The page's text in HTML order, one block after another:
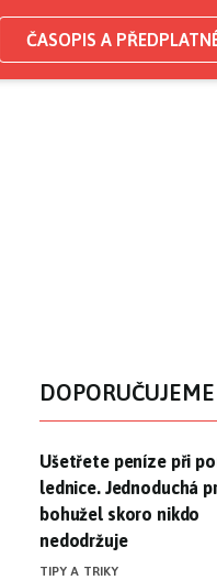
ČASOPIS A
DOPORUČUJEME
Ušetřete peníze při
Ušetřete peníze při
lednice. Jednoduchá
bohužel skoro nikdo
nedodržuje
TIPY A TRIKY